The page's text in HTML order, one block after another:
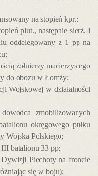
na stopień kpr.;
plut., następnie sierż. i
oddelegowany z 1 pp na
żołnierzy macierzystego
do obozu w Łomży;
Wojskowej w działalności
zmobilizowanych
okręgowego pułku
Wojska Polskiego;
batalionu 33 pp;
Piechoty na froncie
się w boju);